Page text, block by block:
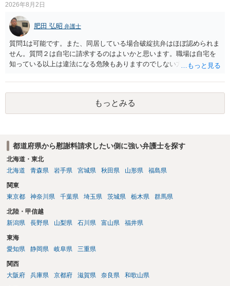
2026年8月2日
肥田 弘昭 弁護士
質問1は可能です。また、同居している場合破綻抗弁はほぼ認められま
せん。質問２は自宅に請求するのはよいかと思います。職場は自宅を
知っている以上は違法になる危険もありますのでしない方が良いで
かと思います。有責配偶者ですので相手方からの離婚は拒否しても仮
に訴訟されても法的に成立しません。質問５は認知すると養育費支払
い、相続権が発生します。合意があれば法的に可能ですが法律で強制
することはできません。質問６は可能です。質問７は不貞行為の写真
もっとみる
都道府県から慰謝料請求したい側に強い弁護士を探す
北海道・東北
北海道
青森県 岩手県 宮城県 秋田県 山形県 福島県
関東
東京都
神奈川県 千葉県 埼玉県 茨城県 栃木県 群馬県
北陸・甲信越
新潟県
長野県 山梨県 石川県 富山県 福井県
東海
愛知県
静岡県 岐阜県 三重県
関西
大阪府
兵庫県 京都府 滋賀県 奈良県 和歌山県